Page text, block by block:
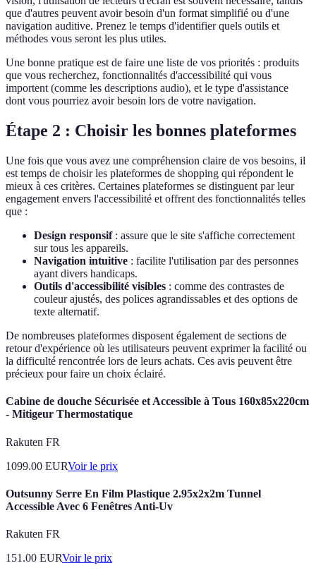
que d'autres peuvent avoir besoin d'un format simplifié ou d'une
navigation auditive. Prenez le temps d'identifier quels outils et
méthodes vous seront les plus utiles.
Une bonne pratique est de faire une liste de vos priorités : produits
que vous recherchez, fonctionnalités d'accessibilité qui vous
importent (comme les descriptions audio), et le type d'assistance
dont vous pourriez avoir besoin lors de votre navigation.
Étape 2 : Choisir les bonnes plateformes
Une fois que vous avez une compréhension claire de vos besoins, il
est temps de choisir les plateformes de shopping qui répondent le
mieux à ces critères. Certaines plateformes se distinguent par leur
engagement envers l'accessibilité et offrent des fonctionnalités telles
que :
Design responsif: assure que le site s'affiche correctement
sur tous les appareils.
Navigation intuitive : facilite l'utilisation par des personnes
ayant divers handicaps.
Outils d'accessibilité visibles : comme des contrastes de
couleur ajustés, des polices agrandissables et des options de
texte alternatif.
De nombreuses plateformes disposent également de sections de
retour d'expérience où les utilisateurs peuvent exprimer la facilité ou
la difficulté rencontrée lors de leurs achats. Ces avis peuvent être
précieux pour faire un choix éclairé.
Cabine de douche Sécurisée et Accessible à Tous 160x85x220cm
- Mitigeur Thermostatique
Rakuten FR
1099.00 EURVoir le prix
Outsunny Serre En Film Plastique 2.95x2x2m Tunnel
Accessible Avec 6 Fenêtres Anti-Uv
Rakuten FR
151.00 EURVoir le prix